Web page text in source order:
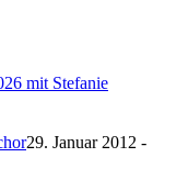
mit Stefanie
29. Januar 2012 -